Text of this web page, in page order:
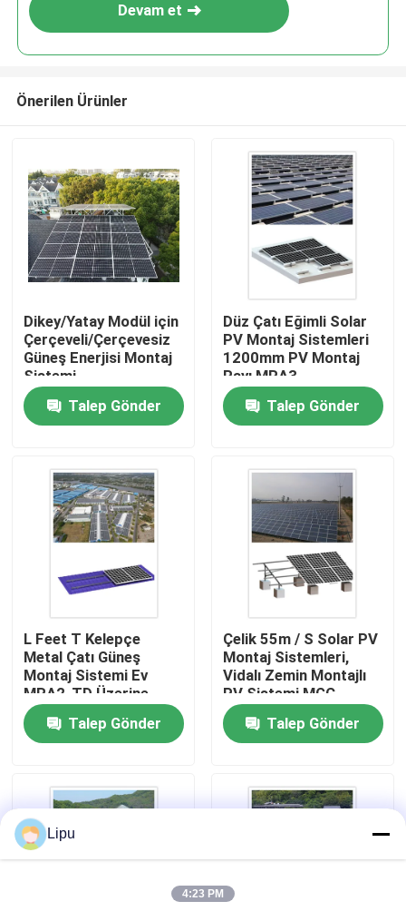
Ev
videolar
Hakkımızda
Fabrika turu
Kalite kontrol
Bize Ulaşın
Vakalar
Solar PV Montaj Sistemleri
Devam et
Önerilen Ürünler
Dikey/Yatay Modül için
Çerçeveli/Çerçevesiz
Güneş Enerjisi Montaj
Sistemi
Talep Gönder
Düz Çatı Eğimli Solar
PV Montaj Sistemleri
1200mm PV Montaj
Rayı MRA3
Talep Gönder
L Feet T Kelepçe
Metal Çatı Güneş
Montaj Sistemi Ev
MRA2-TD Üzerine
Talep Gönder
Çelik 55m / S Solar PV
Montaj Sistemleri,
Vidalı Zemin Montajlı
PV Sistemi MGC
Talep Gönder
Lipu
4:23 PM